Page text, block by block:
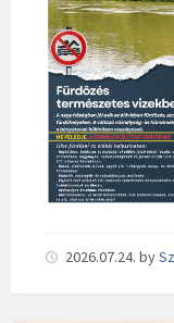
2026.07.24. by